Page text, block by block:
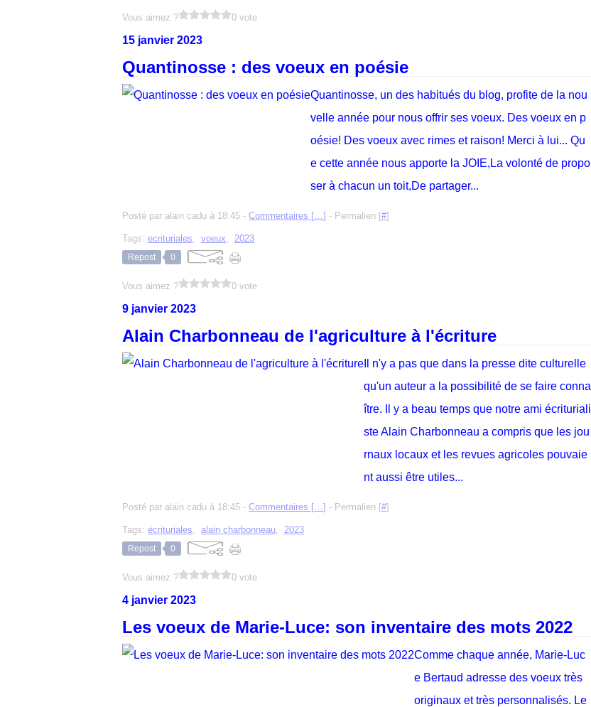
Vous aimez ? 0 vote
15 janvier 2023
Quantinosse : des voeux en poésie
Quantinosse, un des habitués du blog, profite de la nou
velle année pour nous offrir ses voeux. Des voeux en p
oésie! Des voeux avec rimes et raison! Merci à lui... Qu
e cette année nous apporte la JOIE,La volonté de propo
ser à chacun un toit,De partager...
Posté par alain cadu à 18:45 - Commentaires […] - Permalien [#]
Tags: ecrituriales, voeux, 2023
Repost 0
Vous aimez ? 0 vote
9 janvier 2023
Alain Charbonneau de l'agriculture à l'écriture
Il n'y a pas que dans la presse dite culturelle
qu'un auteur a la possibilité de se faire conna
ître. Il y a beau temps que notre ami écrituriali
ste Alain Charbonneau a compris que les jou
rnaux locaux et les revues agricoles pouvaie
nt aussi être utiles...
Posté par alain cadu à 18:45 - Commentaires […] - Permalien [#]
Tags: écrituriales, alain charbonneau, 2023
Repost 0
Vous aimez ? 0 vote
4 janvier 2023
Les voeux de Marie-Luce: son inventaire des mots 2022
Comme chaque année, Marie-Luc
e Bertaud adresse des voeux très
originaux et très personnalisés. Le